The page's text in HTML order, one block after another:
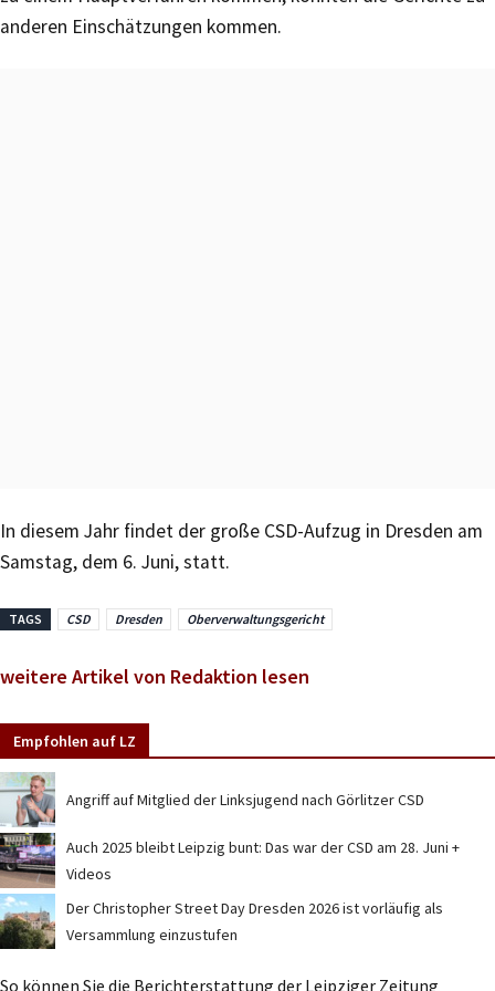
anderen Einschätzungen kommen.
In diesem Jahr findet der große CSD-Aufzug in Dresden am
Samstag, dem 6. Juni, statt.
TAGS CSD Dresden Oberverwaltungsgericht
weitere Artikel von Redaktion lesen
Empfohlen auf LZ
Angriff auf Mitglied der Linksjugend nach Görlitzer CSD
Auch 2025 bleibt Leipzig bunt: Das war der CSD am 28. Juni +
Videos
Der Christopher Street Day Dresden 2026 ist vorläufig als
Versammlung einzustufen
So können Sie die Berichterstattung der Leipziger Zeitung